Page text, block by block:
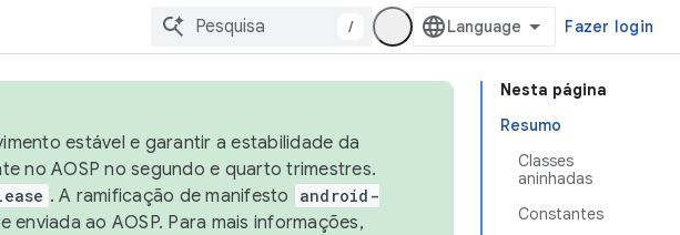
/ Fazer login
Nesta página
Resumo
Classes
aninhadas
Constantes
estável e garantir a estabilidade da
no AOSP no segundo e quarto trimestres.
. A ramificação de manifesto
android-
ao AOSP. Para mais informações,